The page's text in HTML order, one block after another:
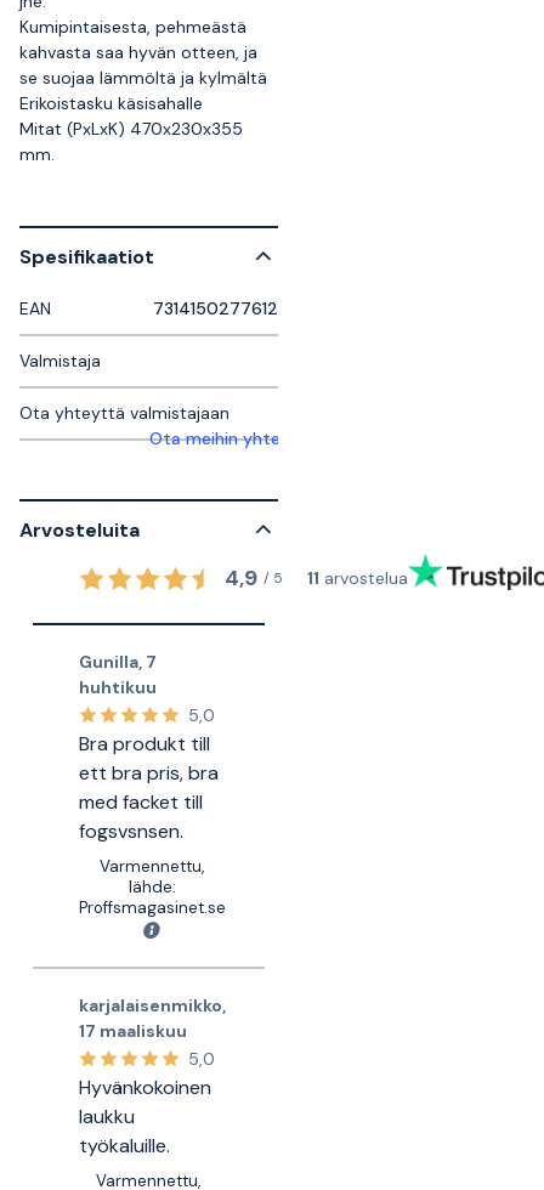
Kumipintaisesta, pehmeästä
kahvasta saa hyvän otteen, ja
se suojaa lämmöltä ja kylmältä
Erikoistasku käsisahalle
Mitat (PxLxK) 470x230x355
mm.
Spesifikaatiot
EAN 7314150277612
Valmistaja
Ota yhteyttä valmistajaan
Ota meihin yhteyttä saadaksesi lisätietoja
Arvosteluita
4,9 / 5 11 arvostelua
Gunilla, 7
huhtikuu
5,0
Bra produkt till
ett bra pris, bra
med facket till
fogsvsnsen.
Varmennettu,
lähde:
Proffsmagasinet.se
karjalaisenmikko,
17 maaliskuu
5,0
Hyvänkokoinen
laukku
työkaluille.
Varmennettu,